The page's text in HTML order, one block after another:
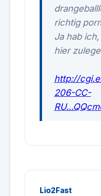
richtig
Ja hab
hier
http://
206-CC-
Lio2Fast